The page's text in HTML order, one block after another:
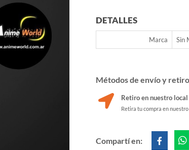
DETALLES
Marca Sin
Métodos de envío y retiro
Retiro en nuestro local
Retira tu compra en
Compartí en: